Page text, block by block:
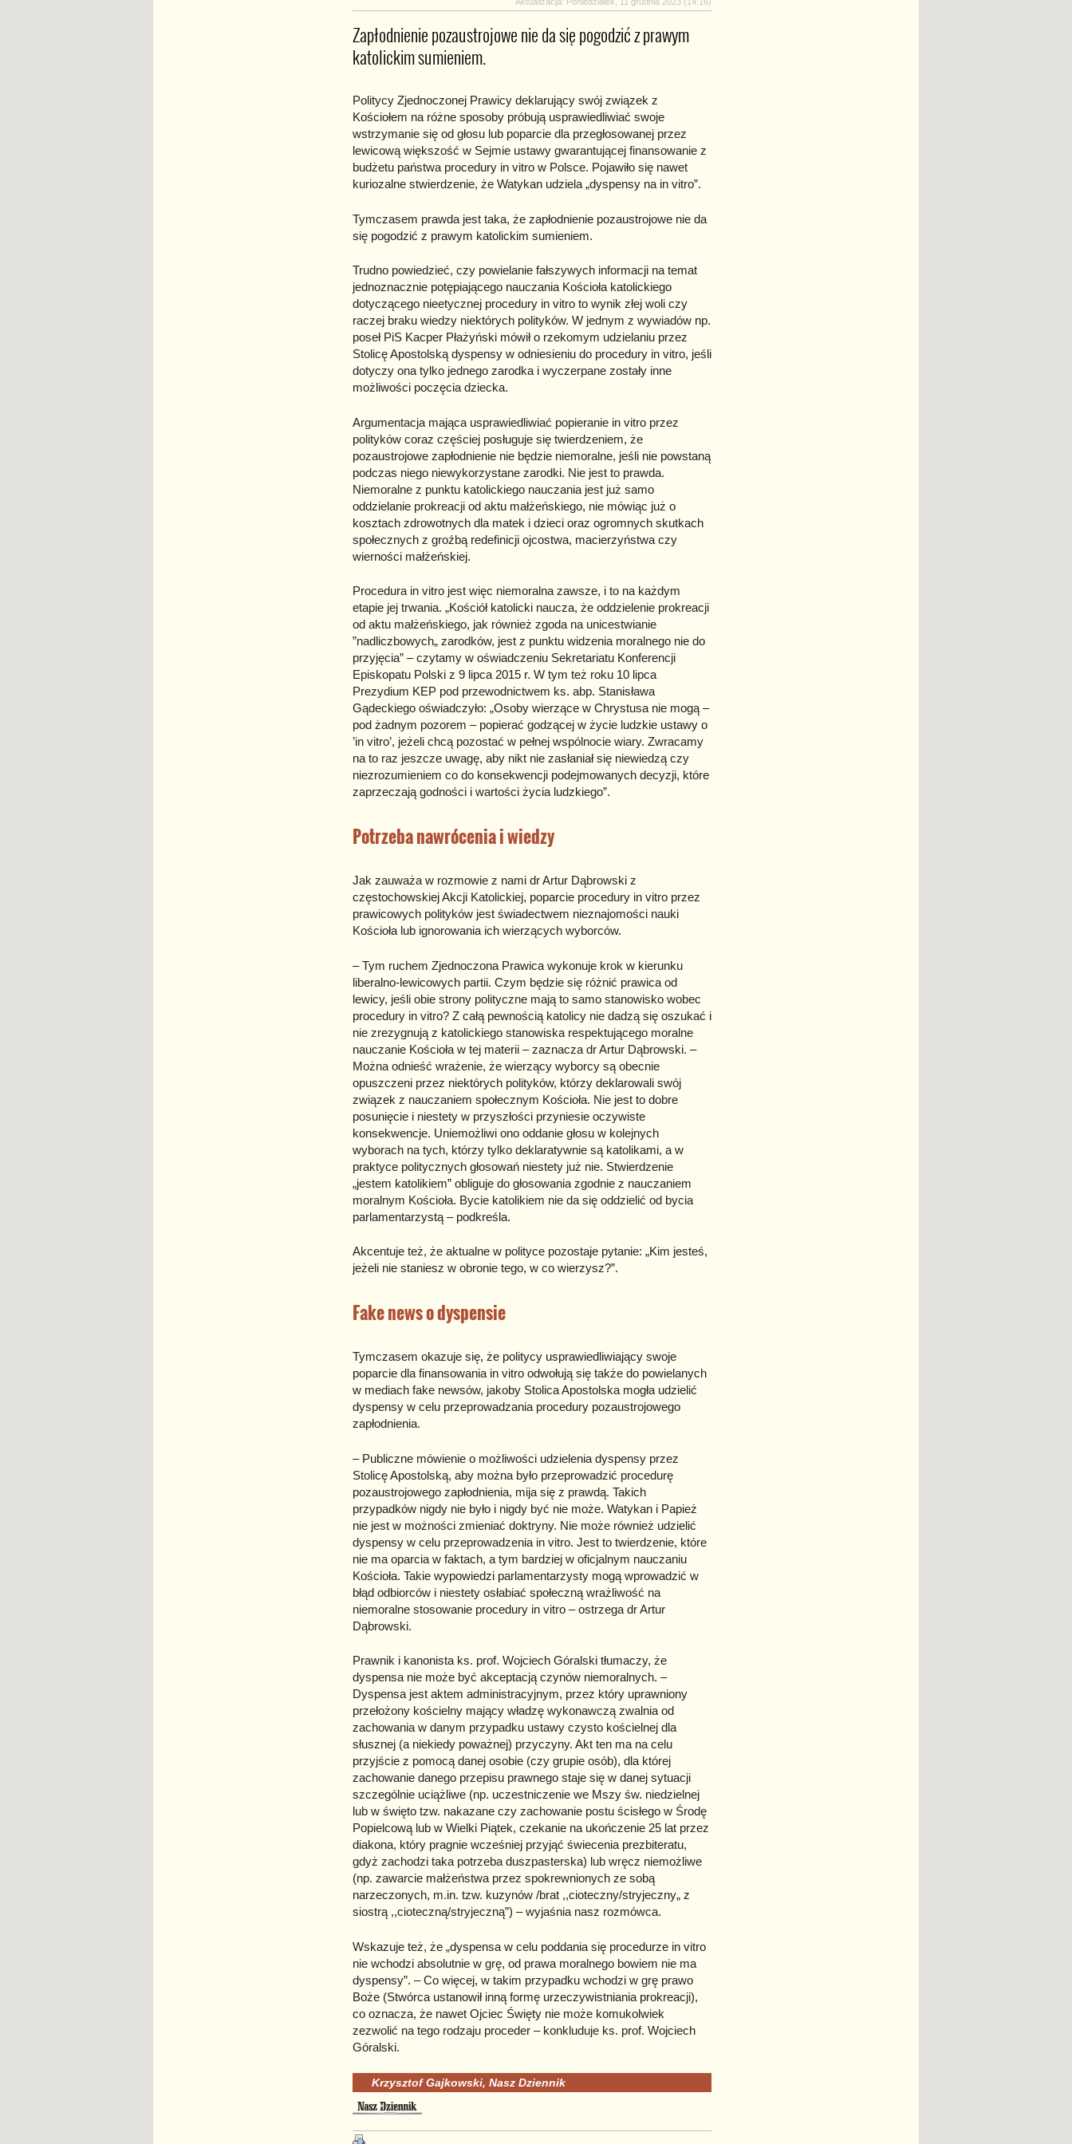
Zapłodnienie pozaustrojowe nie da się pogodzić z prawym
katolickim sumieniem.
Politycy Zjednoczonej Prawicy deklarujący swój związek z
Kościołem na różne sposoby próbują usprawiedliwiać swoje
wstrzymanie się od głosu lub poparcie dla przegłosowanej przez
lewicową większość w Sejmie ustawy gwarantującej finansowanie z
budżetu państwa procedury in vitro w Polsce. Pojawiło się nawet
kuriozalne stwierdzenie, że Watykan udziela „dyspensy na in vitro”.
Tymczasem prawda jest taka, że zapłodnienie pozaustrojowe nie da
się pogodzić z prawym katolickim sumieniem.
Trudno powiedzieć, czy powielanie fałszywych informacji na temat
jednoznacznie potępiającego nauczania Kościoła katolickiego
dotyczącego nieetycznej procedury in vitro to wynik złej woli czy
raczej braku wiedzy niektórych polityków. W jednym z wywiadów np.
poseł PiS Kacper Płażyński mówił o rzekomym udzielaniu przez
Stolicę Apostolską dyspensy w odniesieniu do procedury in vitro, jeśli
dotyczy ona tylko jednego zarodka i wyczerpane zostały inne
możliwości poczęcia dziecka.
Argumentacja mająca usprawiedliwiać popieranie in vitro przez
polityków coraz częściej posługuje się twierdzeniem, że
pozaustrojowe zapłodnienie nie będzie niemoralne, jeśli nie powstaną
podczas niego niewykorzystane zarodki. Nie jest to prawda.
Niemoralne z punktu katolickiego nauczania jest już samo
oddzielanie prokreacji od aktu małżeńskiego, nie mówiąc już o
kosztach zdrowotnych dla matek i dzieci oraz ogromnych skutkach
społecznych z groźbą redefinicji ojcostwa, macierzyństwa czy
wierności małżeńskiej.
Procedura in vitro jest więc niemoralna zawsze, i to na każdym
etapie jej trwania. „Kościół katolicki naucza, że oddzielenie prokreacji
od aktu małżeńskiego, jak również zgoda na unicestwianie
”nadliczbowych„ zarodków, jest z punktu widzenia moralnego nie do
przyjęcia” – czytamy w oświadczeniu Sekretariatu Konferencji
Episkopatu Polski z 9 lipca 2015 r. W tym też roku 10 lipca
Prezydium KEP pod przewodnictwem ks. abp. Stanisława
Gądeckiego oświadczyło: „Osoby wierzące w Chrystusa nie mogą –
pod żadnym pozorem – popierać godzącej w życie ludzkie ustawy o
’in vitro’, jeżeli chcą pozostać w pełnej wspólnocie wiary. Zwracamy
na to raz jeszcze uwagę, aby nikt nie zasłaniał się niewiedzą czy
niezrozumieniem co do konsekwencji podejmowanych decyzji, które
zaprzeczają godności i wartości życia ludzkiego”.
Potrzeba nawrócenia i wiedzy
Jak zauważa w rozmowie z nami dr Artur Dąbrowski z
częstochowskiej Akcji Katolickiej, poparcie procedury in vitro przez
prawicowych polityków jest świadectwem nieznajomości nauki
Kościoła lub ignorowania ich wierzących wyborców.
– Tym ruchem Zjednoczona Prawica wykonuje krok w kierunku
liberalno-lewicowych partii. Czym będzie się różnić prawica od
lewicy, jeśli obie strony polityczne mają to samo stanowisko wobec
procedury in vitro? Z całą pewnością katolicy nie dadzą się oszukać i
nie zrezygnują z katolickiego stanowiska respektującego moralne
nauczanie Kościoła w tej materii – zaznacza dr Artur Dąbrowski. –
Można odnieść wrażenie, że wierzący wyborcy są obecnie
opuszczeni przez niektórych polityków, którzy deklarowali swój
związek z nauczaniem społecznym Kościoła. Nie jest to dobre
posunięcie i niestety w przyszłości przyniesie oczywiste
konsekwencje. Uniemożliwi ono oddanie głosu w kolejnych
wyborach na tych, którzy tylko deklaratywnie są katolikami, a w
praktyce politycznych głosowań niestety już nie. Stwierdzenie
„jestem katolikiem” obliguje do głosowania zgodnie z nauczaniem
moralnym Kościoła. Bycie katolikiem nie da się oddzielić od bycia
parlamentarzystą – podkreśla.
Akcentuje też, że aktualne w polityce pozostaje pytanie: „Kim jesteś,
jeżeli nie staniesz w obronie tego, w co wierzysz?”.
Fake news o dyspensie
Tymczasem okazuje się, że politycy usprawiedliwiający swoje
poparcie dla finansowania in vitro odwołują się także do powielanych
w mediach fake newsów, jakoby Stolica Apostolska mogła udzielić
dyspensy w celu przeprowadzania procedury pozaustrojowego
zapłodnienia.
– Publiczne mówienie o możliwości udzielenia dyspensy przez
Stolicę Apostolską, aby można było przeprowadzić procedurę
pozaustrojowego zapłodnienia, mija się z prawdą. Takich
przypadków nigdy nie było i nigdy być nie może. Watykan i Papież
nie jest w możności zmieniać doktryny. Nie może również udzielić
dyspensy w celu przeprowadzenia in vitro. Jest to twierdzenie, które
nie ma oparcia w faktach, a tym bardziej w oficjalnym nauczaniu
Kościoła. Takie wypowiedzi parlamentarzysty mogą wprowadzić w
błąd odbiorców i niestety osłabiać społeczną wrażliwość na
niemoralne stosowanie procedury in vitro – ostrzega dr Artur
Dąbrowski.
Prawnik i kanonista ks. prof. Wojciech Góralski tłumaczy, że
dyspensa nie może być akceptacją czynów niemoralnych. –
Dyspensa jest aktem administracyjnym, przez który uprawniony
przełożony kościelny mający władzę wykonawczą zwalnia od
zachowania w danym przypadku ustawy czysto kościelnej dla
słusznej (a niekiedy poważnej) przyczyny. Akt ten ma na celu
przyjście z pomocą danej osobie (czy grupie osób), dla której
zachowanie danego przepisu prawnego staje się w danej sytuacji
szczególnie uciążliwe (np. uczestniczenie we Mszy św. niedzielnej
lub w święto tzw. nakazane czy zachowanie postu ścisłego w Środę
Popielcową lub w Wielki Piątek, czekanie na ukończenie 25 lat przez
diakona, który pragnie wcześniej przyjąć świecenia prezbiteratu,
gdyż zachodzi taka potrzeba duszpasterska) lub wręcz niemożliwe
(np. zawarcie małżeństwa przez spokrewnionych ze sobą
narzeczonych, m.in. tzw. kuzynów /brat ,,cioteczny/stryjeczny„ z
siostrą ,,cioteczną/stryjeczną”) – wyjaśnia nasz rozmówca.
Wskazuje też, że „dyspensa w celu poddania się procedurze in vitro
nie wchodzi absolutnie w grę, od prawa moralnego bowiem nie ma
dyspensy”. – Co więcej, w takim przypadku wchodzi w grę prawo
Boże (Stwórca ustanowił inną formę urzeczywistniania prokreacji),
co oznacza, że nawet Ojciec Święty nie może komukolwiek
zezwolić na tego rodzaju proceder – konkluduje ks. prof. Wojciech
Góralski.
Krzysztof Gajkowski, Nasz Dziennik